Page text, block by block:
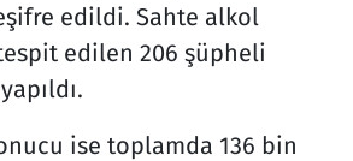
edildi. Sahte alkol
edilen 206 şüpheli
ise toplamda 136 bin